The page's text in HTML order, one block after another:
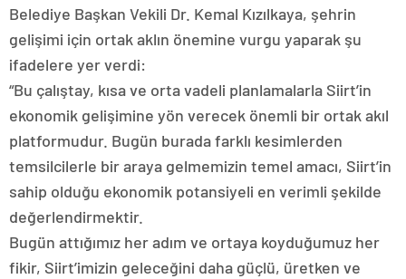
Belediye Başkan Vekili Dr. Kemal Kızılkaya, şehrin
gelişimi için ortak aklın önemine vurgu yaparak şu
ifadelere yer verdi:
“Bu çalıştay, kısa ve orta vadeli planlamalarla Siirt’in
ekonomik gelişimine yön verecek önemli bir ortak akıl
platformudur. Bugün burada farklı kesimlerden
temsilcilerle bir araya gelmemizin temel amacı, Siirt’in
sahip olduğu ekonomik potansiyeli en verimli şekilde
değerlendirmektir.
Bugün attığımız her adım ve ortaya koyduğumuz her
fikir, Siirt’imizin geleceğini daha güçlü, üretken ve